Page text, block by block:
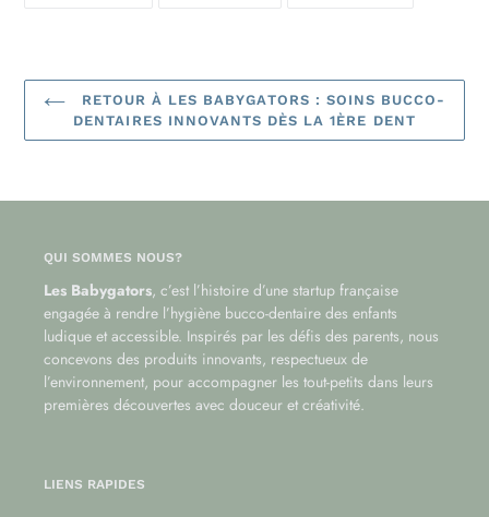
RETOUR À LES BABYGATORS : SOINS BUCCO-
DENTAIRES INNOVANTS DÈS LA 1ÈRE DENT
QUI SOMMES NOUS?
Les Babygators, c’est l’histoire d’une startup française
engagée à rendre l’hygiène bucco-dentaire des enfants
ludique et accessible. Inspirés par les défis des parents, nous
concevons des produits innovants, respectueux de
l’environnement, pour accompagner les tout-petits dans leurs
premières découvertes avec douceur et créativité.
LIENS RAPIDES